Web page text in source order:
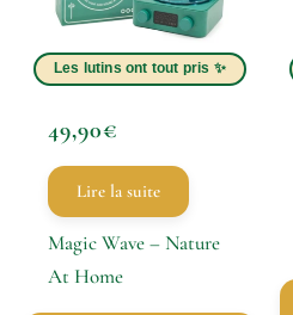
49,90€
Lire la suite
Magic Wave – Nature
At Home